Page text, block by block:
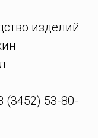
изделий
(3452) 53-80-